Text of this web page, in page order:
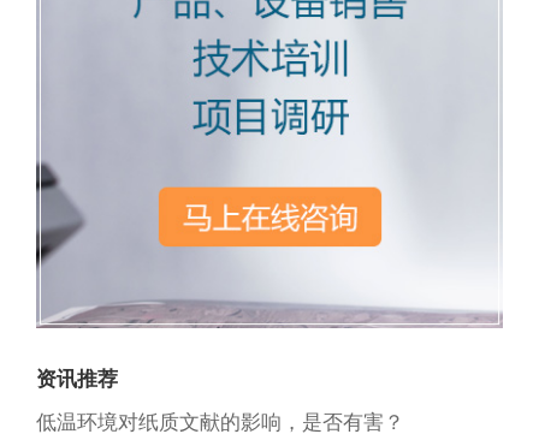
资讯推荐
低温环境对纸质文献的影响，是否有害？